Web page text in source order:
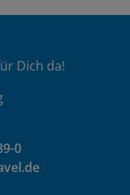
Dich da!
0